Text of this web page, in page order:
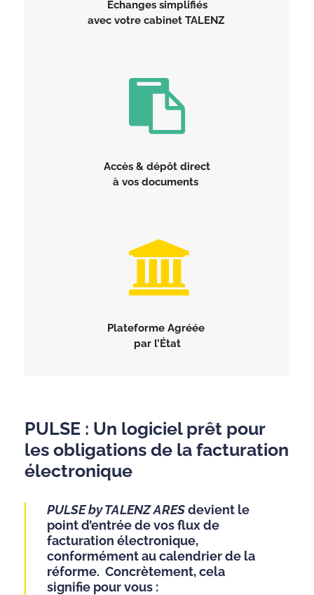
Échanges simplifiés
avec votre cabinet TALENZ
Accès & dépôt direct
à vos documents
Plateforme Agréée
par l’État
PULSE : Un logiciel prêt pour
les obligations de la facturation
électronique
PULSE by TALENZ ARESdevient le
point d’entrée de vos flux de
facturation électronique,
conformément au calendrier de la
réforme. Concrètement, cela
signifie pour vous :